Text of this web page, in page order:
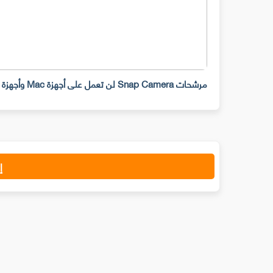
مرشحات Snap Camera لن تعمل على أجهزة Mac وأجهزة سطح المكتب ابتداء من 25 يناير